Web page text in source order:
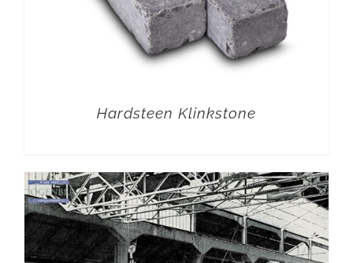
Hardsteen Klinkstone